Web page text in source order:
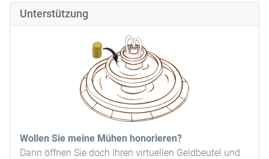
Unterstützung
Wollen Sie meine Mühen honorieren?
Dann öffnen Sie doch Ihren virtuellen Geldbeutel und